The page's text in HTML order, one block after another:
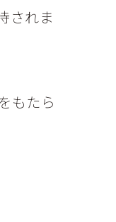
されま
もたら